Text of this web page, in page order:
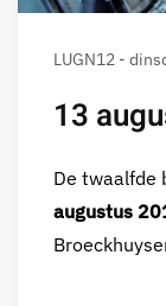
LUGN12 -
13
De twaalfde
augustus